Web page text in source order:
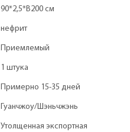
90*2,5*В200 см
нефрит
Приемлемый
1 штука
Примерно 15-35 дней
Гуанчжоу/Шэньчжэнь
Утолщенная экспортная